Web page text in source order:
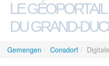
LE
DU GRAND-
Gemengen / Consdorf /